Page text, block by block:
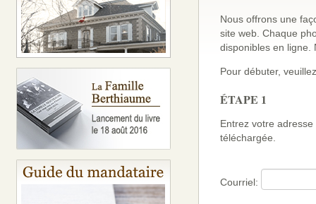
Nous offrons une
site web. Chaque
disponibles en ligne.
Pour débuter,
ÉTAPE 1
Entrez votre
téléchargée.
Courriel: